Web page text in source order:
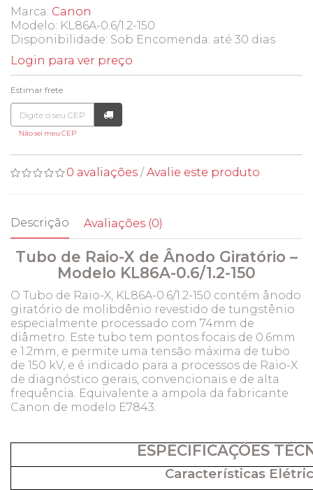
Marca: Canon
Modelo: KL86A-0.6/1.2-150
Disponibilidade: Sob Encomenda: até 30 dias
Login para ver preço
Estimar frete
Não sei meu CEP
0 avaliações / Avalie este produto
Descrição Avaliações (0)
Tubo de Raio-X de Ânodo Giratório –
Modelo KL86A-0.6/1.2-150
O Tubo de Raio-X, KL86A-0.6/1.2-150 contém ânodo
giratório de molibdênio revestido de tungstênio
especialmente processado com 74mm de
diâmetro. Este tubo tem pontos focais de 0.6mm
e 1.2mm, e permite uma tensão máxima de tubo
de 150 kV, e é indicado para a processos de Raio-X
de diagnóstico gerais, convencionais e de alta
frequência. Equivalente a ampola da fabricante
Canon de modelo E7843.
ESPECIFICAÇÕES
Características